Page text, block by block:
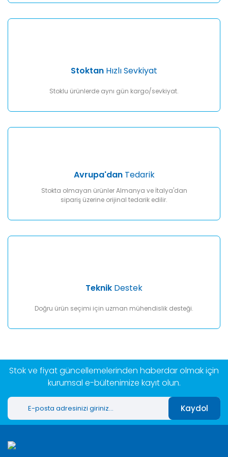
Stoktan Hızlı Sevkiyat
Stoklu ürünlerde aynı gün kargo/sevkiyat.
Avrupa'danTedarik
Stokta olmayan ürünler Almanya ve İtalya'dan
sipariş üzerine orijinal tedarik edilir.
Teknik Destek
Doğru ürün seçimi için uzman mühendislik desteği.
Stok ve fiyat güncellemelerinden haberdar olmak için
kurumsal e-bültenimize kayıt olun.
Kaydol